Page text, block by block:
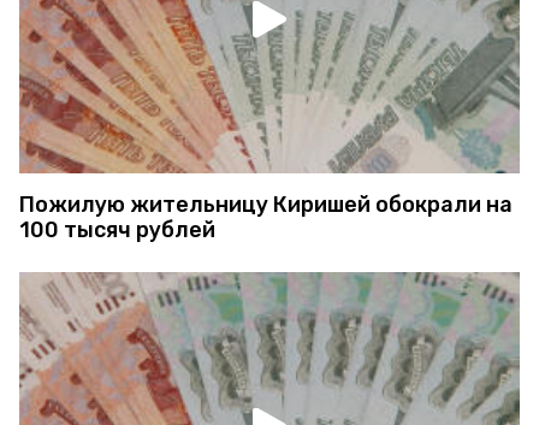
Пожилую жительницу Киришей обокрали на
100 тысяч рублей